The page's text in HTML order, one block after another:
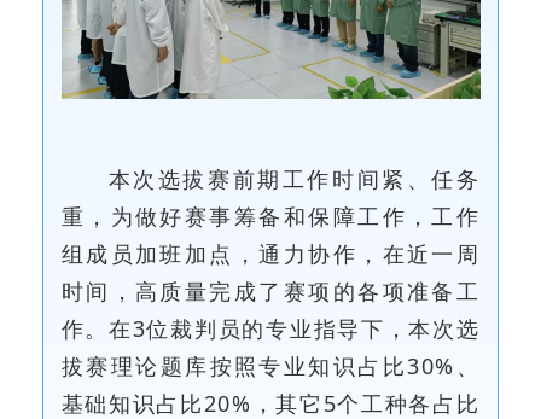
本次选拔赛前期工作时间紧、任务
重，为做好赛事筹备和保障工作，工作
组成员加班加点，通力协作，在近一周
时间，高质量完成了赛项的各项准备工
作。在3位裁判员的专业指导下，本次选
拔赛理论题库按照专业知识占比30%、
基础知识占比20%，其它5个工种各占比